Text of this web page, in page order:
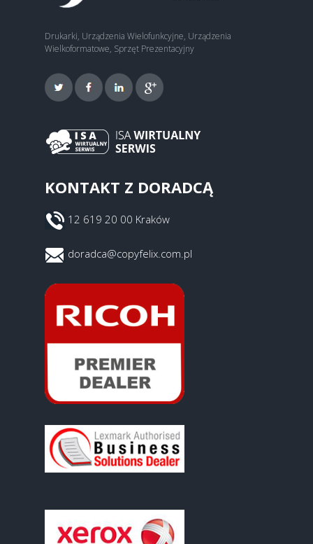
Drukarki, Urządzenia Wielofunkcyjne, Urządzenia
Wielkoformatowe, Sprzęt Prezentacyjny
KONTAKT Z DORADCĄ
12 619 20 00 Kraków
doradca@copyfelix.com.pl